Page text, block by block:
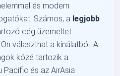
és modern
Számos, a legjobb
cég üzemeltet
választhat a kínálatból. A
közé tartozik a
Pacific és az AirAsia